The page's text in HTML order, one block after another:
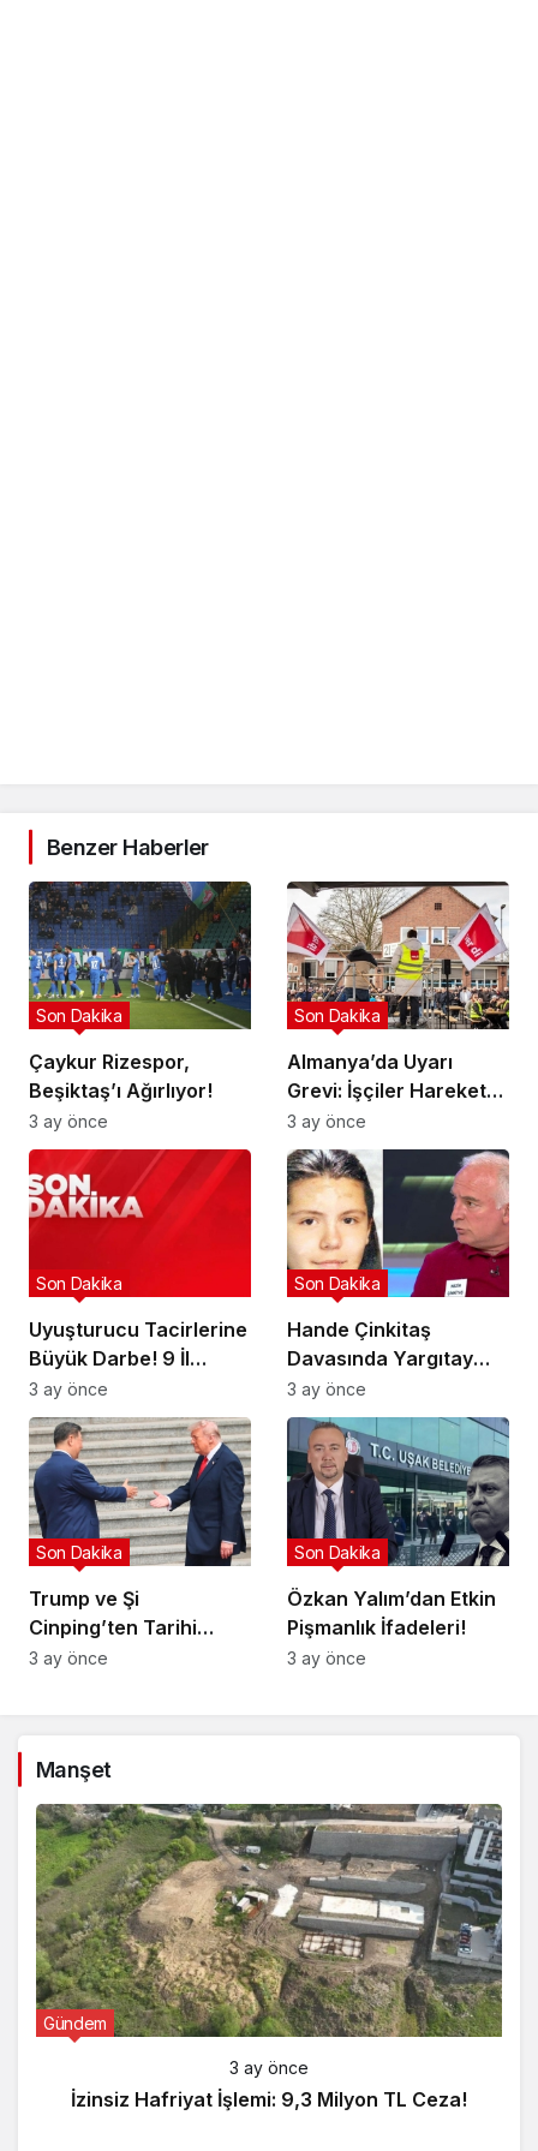
Benzer Haberler
Çaykur Rizespor,
Beşiktaş’ı Ağırlıyor!
Son Dakika
3 ay önce
Almanya’da Uyarı
Grevi: İşçiler Harekete
Geçti!
Son Dakika
3 ay önce
Uyuşturucu Tacirlerine
Büyük Darbe! 9 İl
Hedefte!
Son Dakika
3 ay önce
Hande Çinkitaş
Davasında Yargıtay
Kararı!
Son Dakika
3 ay önce
Trump ve Şi
Cinping’ten Tarihi
Ortaklık Mesajı
Son Dakika
3 ay önce
Özkan Yalım’dan Etkin
Pişmanlık İfadeleri!
Son Dakika
3 ay önce
Manşet
Gündem
3 ay önce
İzinsiz Hafriyat İşlemi: 9,3 Milyon TL Ceza!